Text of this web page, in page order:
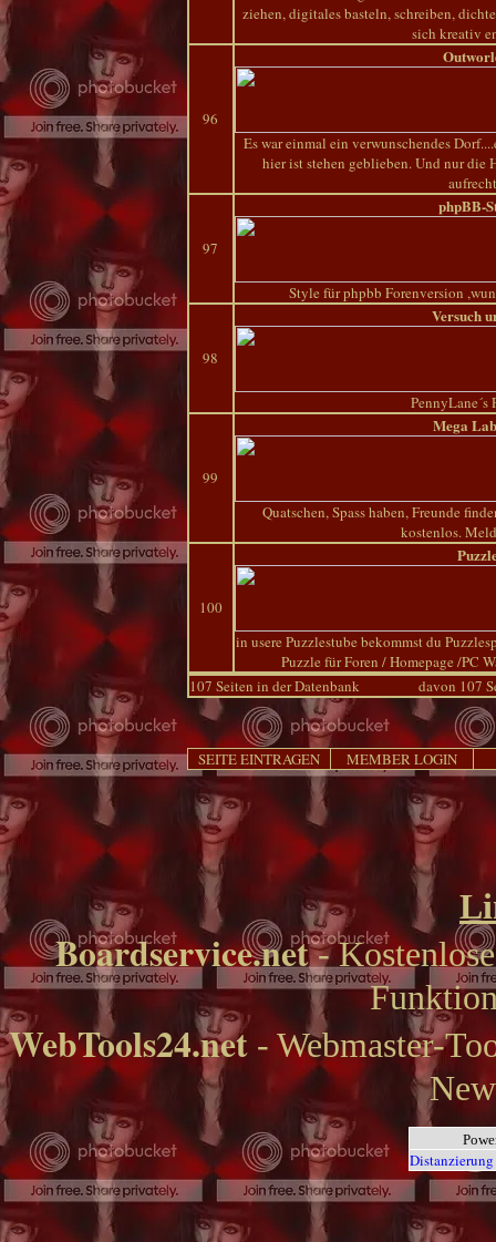
ziehen, digitales basteln, schreiben,
sich kreativ
96
Es war einmal ein verwunschendes
hier ist stehen geblieben. Und nur die
97
phpBB-
Style für phpbb Forenversion
98
Versuch
99
Mega
Quatschen, Spass haben, Freunde
kostenlos.
100
in usere Puzzlestube bekommst du
Puzzle für Foren / Homepage /PC
107 Seiten in der Datenbank
davon 107
SEITE EINTRAGEN MEMBER LOGIN
Boardservice.net-
WebTools24.net- Webmaster-
Distanzierung